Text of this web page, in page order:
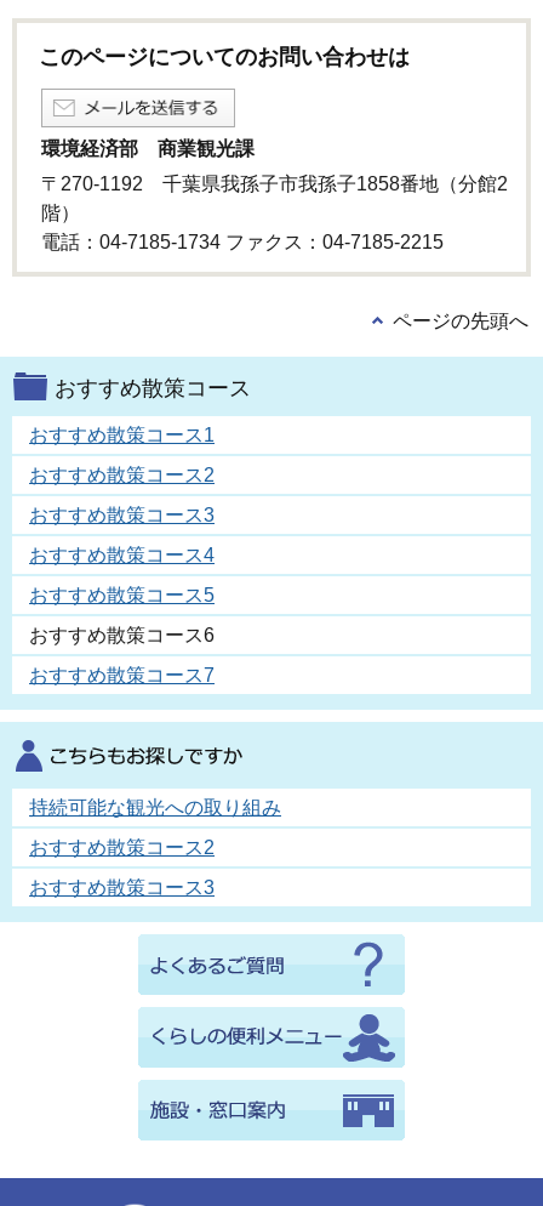
このページについてのお問い合わせは
環境経済部 商業観光課
〒270-1192 千葉県我孫子市我孫子1858番地（分館2
階）
電話：04-7185-1734 ファクス：04-7185-2215
ページの先頭へ
おすすめ散策コース
おすすめ散策コース1
おすすめ散策コース2
おすすめ散策コース3
おすすめ散策コース4
おすすめ散策コース5
おすすめ散策コース6
おすすめ散策コース7
持続可能な観光への取り組み
おすすめ散策コース2
おすすめ散策コース3